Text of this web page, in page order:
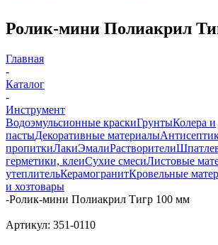
Ролик-мини Полиакрил
Главная
-
Каталог
-
Инструмент
Водоэмульсионные краскиГрунтыКолера и
пастыДекоративные материалы
пропиткиЛакиЭмалиРастворители
герметики, клеиСухие смесиЛистовые
утеплительКерамогранитКровельные
и хозтовары
-Ролик-мини Полиакрил Тигр 100 мм
Артикул: 351-0110